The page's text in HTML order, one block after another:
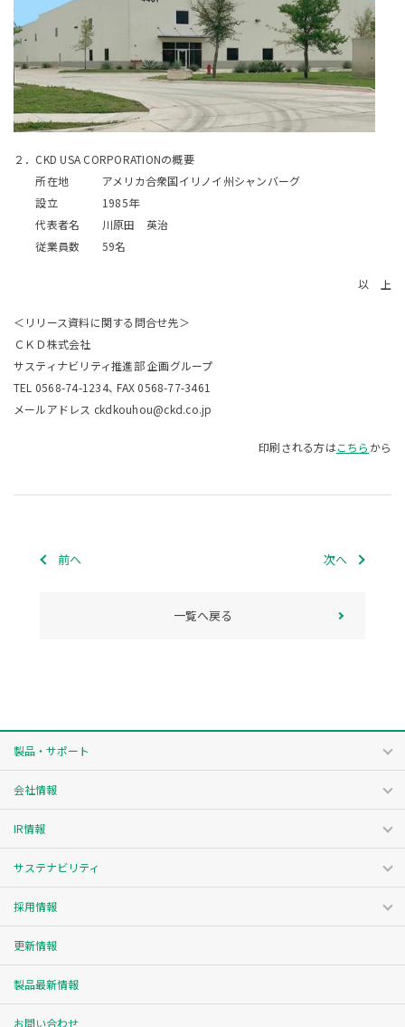
２．CKD USA CORPORATIONの概要
所在地 アメリカ合衆国イリノイ州シャンバーグ
設立 1985年
代表者名 川原田 英治
従業員数 59名
以 上
＜リリース資料に関する問合せ先＞
ＣＫＤ株式会社
サスティナビリティ推進部 企画グループ
TEL 0568-74-1234､ FAX 0568-77-3461
メールアドレス ckdkouhou@ckd.co.jp
印刷される方はこちら から
前へ 次へ
一覧へ戻る
製品・サポート
会社情報
IR情報
サステナビリティ
採用情報
更新情報
製品最新情報
お問い合わせ